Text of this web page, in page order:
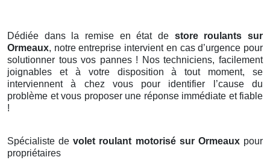
Dédiée dans la remise en état de store roulants sur
Ormeaux, notre entreprise intervient en cas d’urgence pour
solutionner tous vos pannes ! Nos techniciens, facilement
joignables et à votre disposition à tout moment, se
interviennent à chez vous pour identifier l’cause du
problème et vous proposer une réponse immédiate et fiable
!
Spécialiste devolet roulant motorisé sur Ormeaux pour
propriétaires